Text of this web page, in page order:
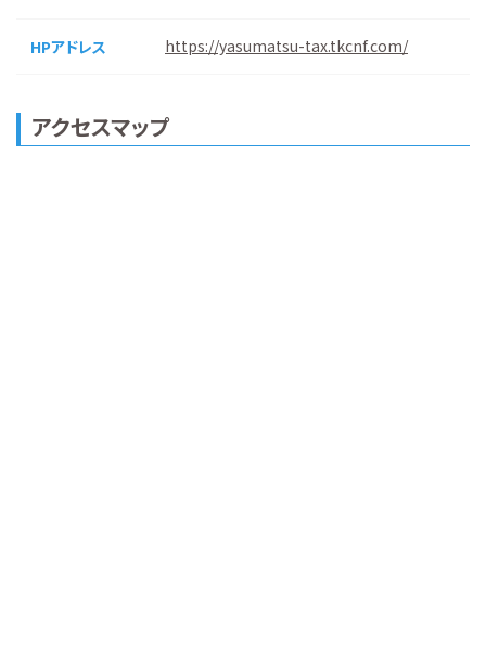
HPアドレス https://yasumatsu-tax.tkcnf.com/
アクセスマップ